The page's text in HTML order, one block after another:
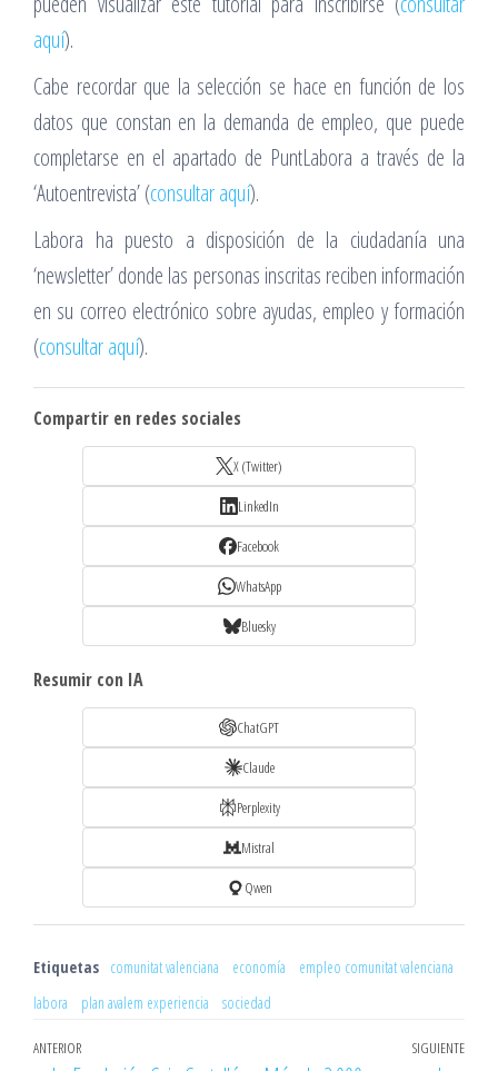
aquí).
Cabe recordar que la selección se hace en función de los
datos que constan en la demanda de empleo, que puede
completarse en el apartado de PuntLabora a través de la
‘Autoentrevista’ (consultar aquí).
Labora ha puesto a disposición de la ciudadanía una
‘newsletter’ donde las personas inscritas reciben información
en su correo electrónico sobre ayudas, empleo y formación
(consultar aquí).
Compartir en redes sociales
X (Twitter)
LinkedIn
Facebook
WhatsApp
Bluesky
Resumir con IA
ChatGPT
Claude
Perplexity
Mistral
Qwen
Etiquetas comunitat valenciana economía
empleo comunitat valenciana
labora
plan avalem experiencia sociedad
Navegación
Entrada
ANTERIOR SIGUIENTE